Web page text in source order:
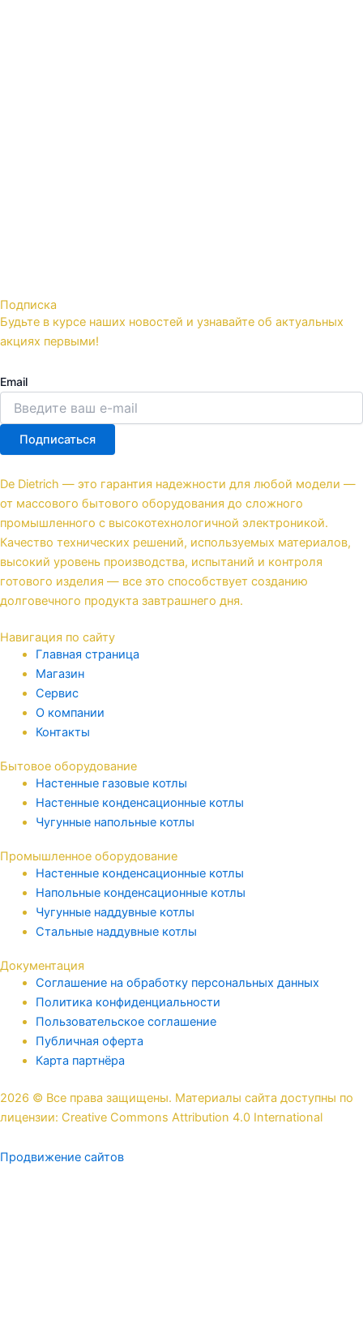
Подписка
Будьте в курсе наших новостей и узнавайте об актуальных
акциях первыми!
Email
Подписаться
De Dietrich — это гарантия надежности для любой модели —
от массового бытового оборудования до сложного
промышленного с высокотехнологичной электроникой.
Качество технических решений, используемых материалов,
высокий уровень производства, испытаний и контроля
готового изделия — все это способствует созданию
долговечного продукта завтрашнего дня.
Навигация по сайту
Главная страница
Магазин
Сервис
О компании
Контакты
Бытовое оборудование
Настенные газовые котлы
Настенные конденсационные котлы
Чугунные напольные котлы
Промышленное оборудование
Настенные конденсационные котлы
Напольные конденсационные котлы
Чугунные наддувные котлы
Стальные наддувные котлы
Документация
Соглашение на обработку персональных данных
Политика конфиденциальности
Пользовательское соглашение
Публичная оферта
Карта партнёра
2026 © Все права защищены. Материалы сайта доступны по
лицензии: Creative Commons Attribution 4.0 International
Продвижение сайтов